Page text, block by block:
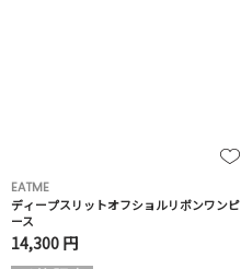
EATME
ディープスリットオフショルリボンワンピ
ース
14,300 円